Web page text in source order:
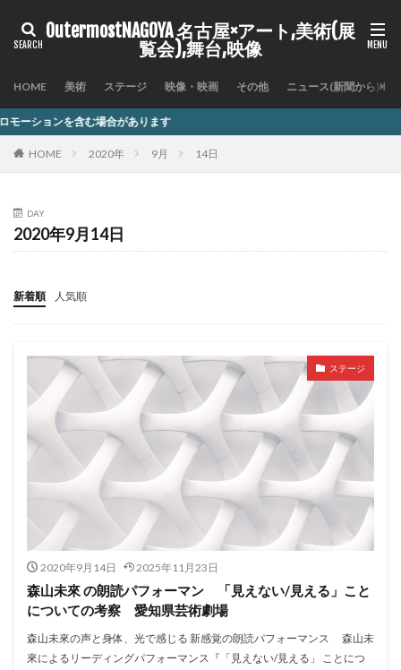
OutermostNAGOYA 名古屋×アート,美術(展
覧会),舞台,映像
HOME 美術 ステージ 映像・映画 その他 ニュース(新聞から)
合があります
HOME 2020年 9月 14日
DAY
2020年9月14日
新着順 人気順
ステージ
2020年9月14日 2025年11月23日
森山未來 の朗読パフォーマン 「見えない/見える」こと
についての考察 愛知県芸術劇場
森山未來の声と身体、光で感じる 新感覚の朗読パフォーマンス 森山未
來によるリーディングパフォーマンス『「見えない/見える」 ことにつ